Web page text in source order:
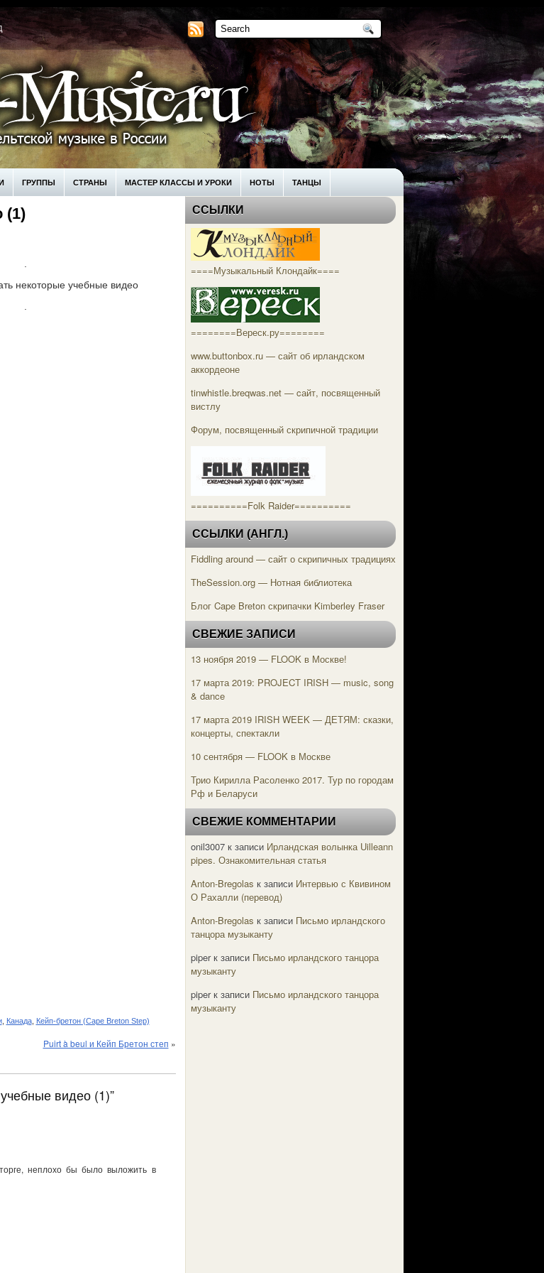
ГРУППЫ СТРАНЫ МАСТЕР КЛАССЫ И УРОКИ НОТЫ ТАНЦЫ
(1)
некоторые учебные видео
, Канада, Кейп-бретон (Cape Breton Step)
Puirt à beul и Кейп Бретон степ »
видео (1)”
неплохо бы было выложить в
ССЫЛКИ
====Музыкальный Клондайк====
========Вереск.ру========
www.buttonbox.ru — сайт об ирландском
аккордеоне
tinwhistle.breqwas.net — cайт, посвященный
вистлу
Форум, посвященный скрипичной традиции
==========Folk Raider==========
ССЫЛКИ (АНГЛ.)
Fiddling around — сайт о скрипичных традициях
TheSession.org — Нотная библиотека
Блог Cape Breton скрипачки Kimberley Fraser
СВЕЖИЕ ЗАПИСИ
13 ноября 2019 — FLOOK в Москве!
17 марта 2019: PROJECT IRISH — music, song
& dance
17 марта 2019 IRISH WEEK — ДЕТЯМ: сказки,
концерты, спектакли
10 сентября — FLOOK в Москве
Трио Кирилла Расоленко 2017. Тур по городам
Рф и Беларуси
СВЕЖИЕ КОММЕНТАРИИ
onil3007к записи Ирландская волынка Uilleann
pipes. Ознакомительная статья
Anton-Bregolas к записи Интервью с Квивином
О Рахалли (перевод)
Anton-Bregolas к записи Письмо ирландского
танцора музыканту
piperк записи Письмо ирландского танцора
музыканту
piperк записи Письмо ирландского танцора
музыканту